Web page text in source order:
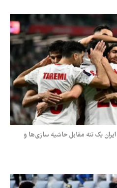
یک تنه مقابل حاشیه سازی‌ها و